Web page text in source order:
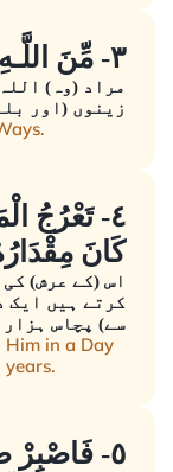
٣- مِّنَ اللَّـهِ ذِي الْمَعَارِجِ
مراد (وہ)
زینوں (اور
٤- تَعْرُجُ
كَانَ
اس (کے عرش)
کرتے ہیں ایک
سے) پچاس
Him in a Day
٥- فَاصْبِرْ صَبْرًا جَمِيلًا